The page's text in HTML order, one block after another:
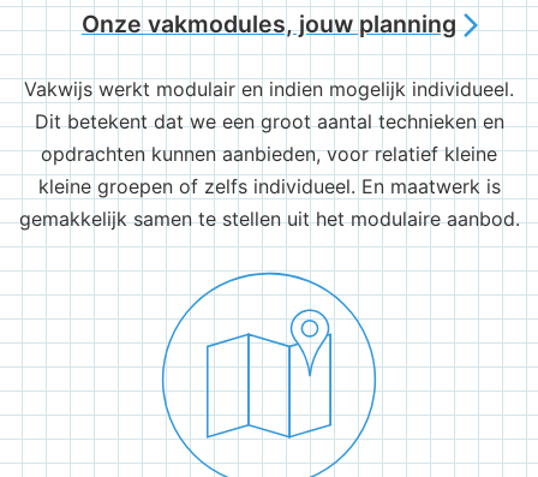
Onze vakmodules, jouw planningarrow_forward_ios
Vakwijs werkt modulair en indien mogelijk individueel.
Dit betekent dat we een groot aantal technieken en
opdrachten kunnen aanbieden, voor relatief kleine
kleine groepen of zelfs individueel. En maatwerk is
gemakkelijk samen te stellen uit het modulaire aanbod.